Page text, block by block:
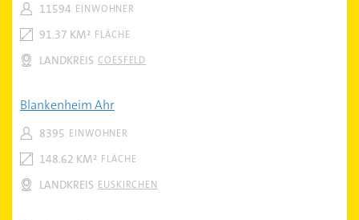
EINWOHNER
11594
FLÄCHE
91.37 KM²
COESFELD
LANDKREIS
Blankenheim Ahr
EINWOHNER
8395
FLÄCHE
148.62 KM²
EUSKIRCHEN
LANDKREIS